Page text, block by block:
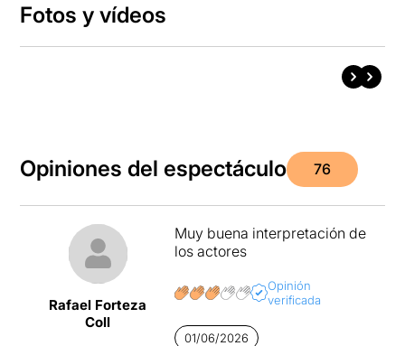
Fotos y vídeos
Opiniones del espectáculo 76
Rafael Forteza
Coll
Muy buena interpretación de
los actores
Opinión
verificada
01/06/2026